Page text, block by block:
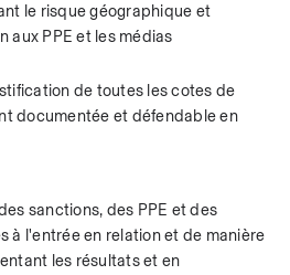
le risque géographique et
aux PPE et les médias
de toutes les cotes de
documentée et défendable en
sanctions, des PPE et des
à l'entrée en relation et de manière
les résultats et en